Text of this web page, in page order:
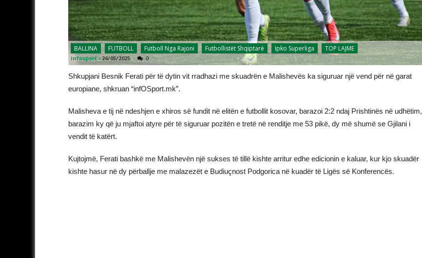
BALLINA FUTBOLL Futboll Nga Rajoni Futbollistët Shqiptarë Ipko Superliga TOP LAJME
infosport -26/05/2025 0
Shkupjani Besnik Ferati për të dytin vit rradhazi me skuadrën e Malishevës ka siguruar një vend për në garat
europiane, shkruan “infOSport.mk”.
Malisheva e tij në ndeshjen e xhiros së fundit në elitën e futbollit kosovar, barazoi 2:2 ndaj Prishtinës në udhëtim,
barazim ky që ju mjaftoi atyre për të siguruar pozitën e tretë në renditje me 53 pikë, dy më shumë se Gjilani i
vendit të katërt.
Kujtojmë, Ferati bashkë me Malishevën një sukses të tillë kishte arritur edhe edicionin e kaluar, kur kjo skuadër
kishte hasur në dy përballje me malazezët e Budiuçnost Podgorica në kuadër të Ligës së Konferencës.